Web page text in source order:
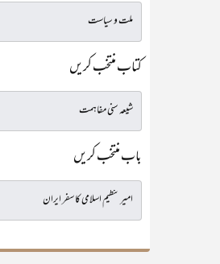
کتاب منتخب کریں
باب منتخب کریں